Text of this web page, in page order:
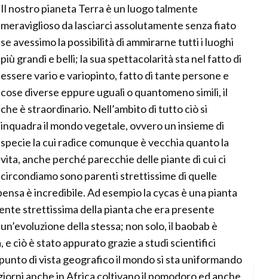
Il nostro pianeta Terra è un luogo talmente
meraviglioso da lasciarci assolutamente senza fiato
se avessimo la possibilità di ammirarne tutti i luoghi
più grandi e belli; la sua spettacolarità sta nel fatto di
essere vario e variopinto, fatto di tante persone e
cose diverse eppure uguali o quantomeno simili, il
che è straordinario. Nell’ambito di tutto ciò si
inquadra il mondo vegetale, ovvero un insieme di
specie la cui radice comunque è vecchia quanto la
vita, anche perché parecchie delle piante di cui ci
circondiamo sono parenti strettissime di quelle
è incredibile. Ad esempio la cycas è una pianta
strettissima della pianta che era presente
della stessa; non solo, il baobab è
e ciò è stato appurato grazie a studi scientifici
di vista geografico il mondo si sta uniformando
anche in Africa coltivano il pomodoro ed anche